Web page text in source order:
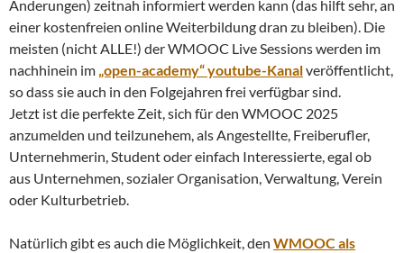
Änderungen) zeitnah informiert werden kann (das hilft sehr, an
einer kostenfreien online Weiterbildung dran zu bleiben). Die
meisten (nicht ALLE!) der WMOOC Live Sessions werden im
nachhinein im „open-academy“ youtube-Kanalveröffentlicht,
so dass sie auch in den Folgejahren frei verfügbar sind.
Jetzt ist die perfekte Zeit, sich für den WMOOC 2025
anzumelden und teilzunehem, als Angestellte, Freiberufler,
Unternehmerin, Student oder einfach Interessierte, egal ob
aus Unternehmen, sozialer Organisation, Verwaltung, Verein
oder Kulturbetrieb.
Natürlich gibt es auch die Möglichkeit, den WMOOC als